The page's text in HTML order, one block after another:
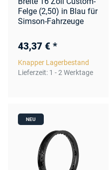
Felge (2,50) in Blau für
Simson-Fahrzeuge
43,37 € *
Knapper Lagerbestand
Lieferzeit: 1 - 2 Werktage
NEU